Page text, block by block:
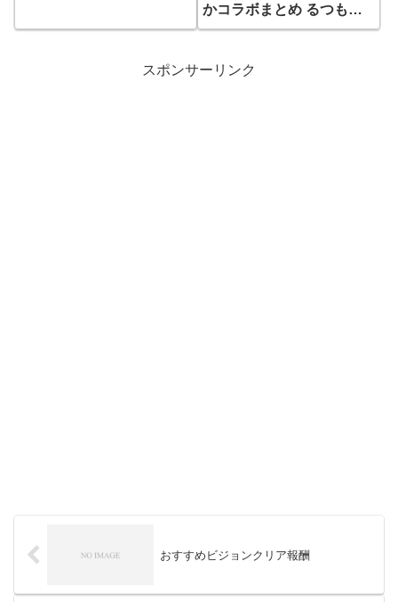
かコラボまとめ るつもり
だった諦
スポンサーリンク
おすすめビジョンクリア報酬